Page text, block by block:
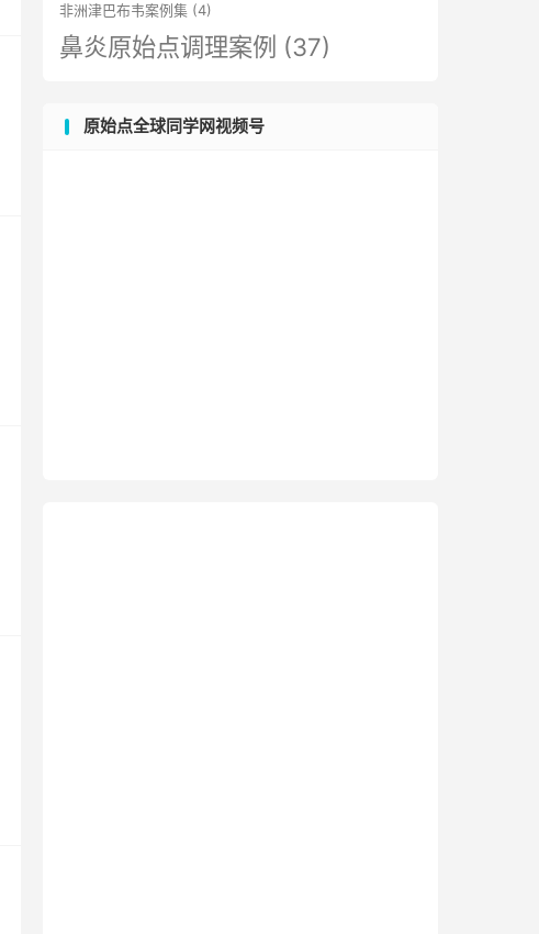
非洲津巴布韦案例集 (4)
鼻炎原始点调理案例 (37)
原始点全球同学网视频号